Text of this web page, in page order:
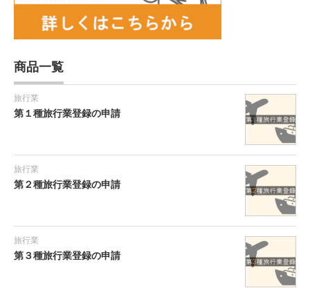
商品一覧
旅行業
第１種旅行業登録の申請
旅行業
第２種旅行業登録の申請
旅行業
第３種旅行業登録の申請